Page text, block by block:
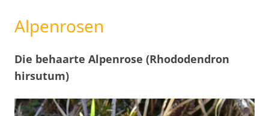
Alpenrosen
Die behaarte Alpenrose (Rhododendron
hirsutum)